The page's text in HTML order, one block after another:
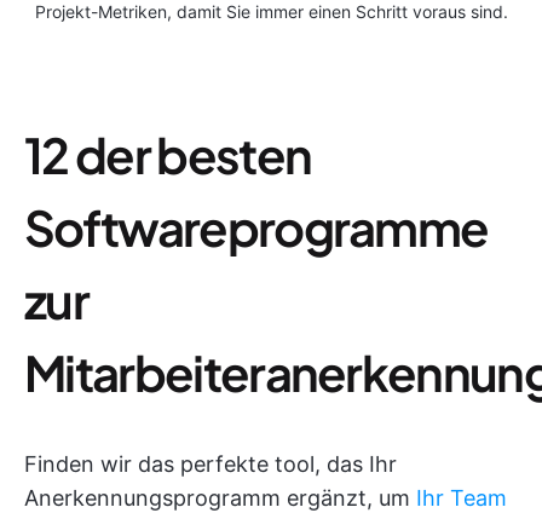
Projekt-Metriken, damit Sie immer einen Schritt voraus sind.
12 der besten
Softwareprogramme
zur
Finden wir das perfekte tool, das Ihr
Anerkennungsprogramm ergänzt, um Ihr Team